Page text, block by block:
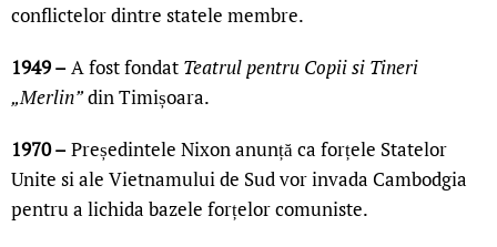
conflictelor dintre statele membre.
1949 –A fost fondat Teatrul pentru Copii si Tineri
„Merlin”din Timișoara.
1970 –Președintele Nixon anunță ca forțele Statelor
Unite si ale Vietnamului de Sud vor invada Cambodgia
pentru a lichida bazele forțelor comuniste.